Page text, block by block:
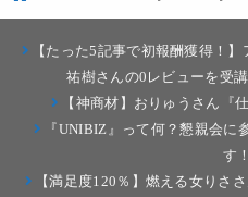
【たった5記事で初報酬獲得！
祐樹さんの0レビューを受
【神商材】おりゅうさん『
『UNIBIZ』って何？懇親会に
す！
【満足度120％】燃える女りさ